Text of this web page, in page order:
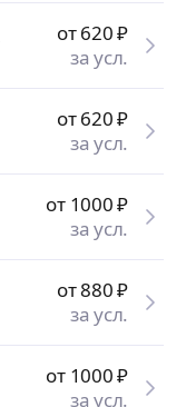
от 620₽
за усл.
от 620₽
за усл.
от 1000₽
за усл.
от 880₽
за усл.
от 1000₽
за усл.